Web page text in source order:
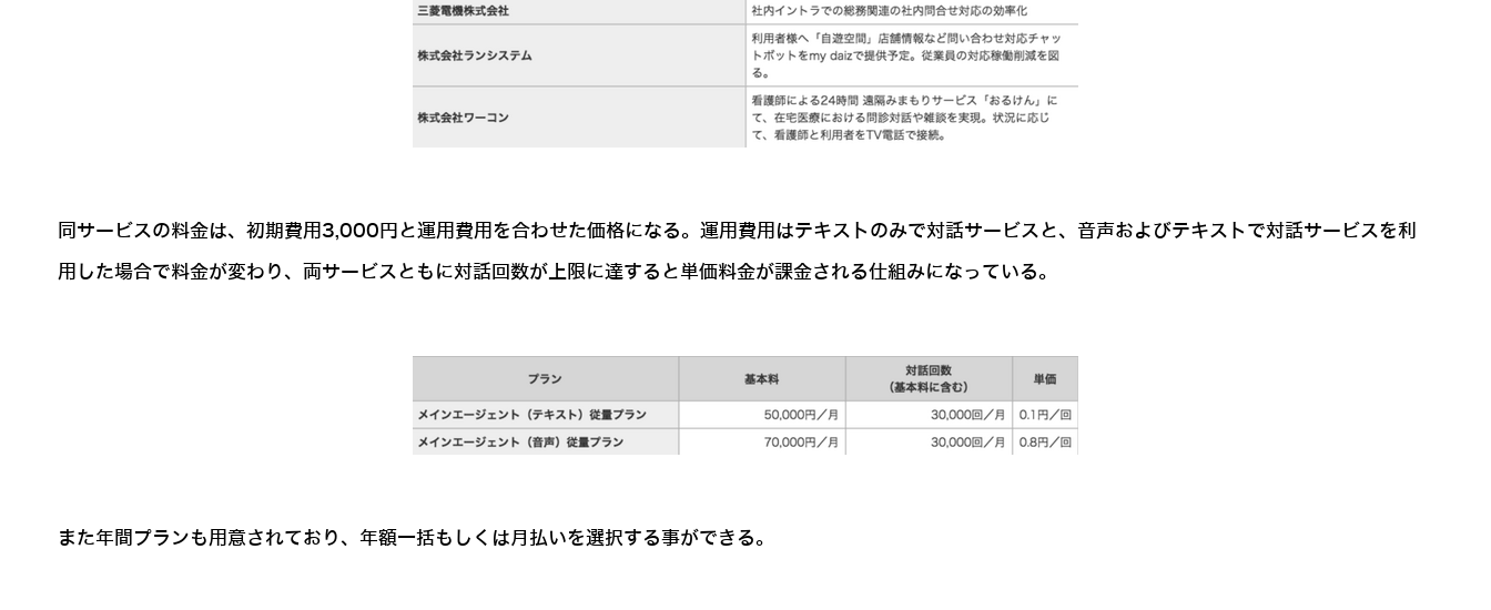
同サービスの料金は、初期費用3,000円と運用費用を合わせた価格になる。運用費用はテキストのみで対話サービスと、音声およびテキストで対話サービスを利
用した場合で料金が変わり、両サービスともに対話回数が上限に達すると単価料金が課金される仕組みになっている。
また年間プランも用意されており、年額一括もしくは月払いを選択する事ができる。